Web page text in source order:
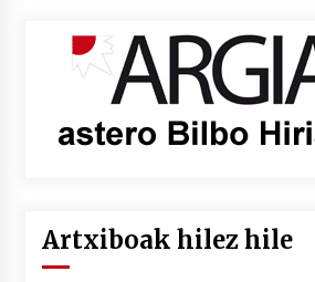
Artxiboak hilez hile